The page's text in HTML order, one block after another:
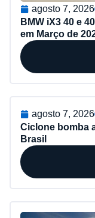
agosto 7, 2026
BMW iX3 40 e
em Março de
agosto 7, 2026
Ciclone bomba
Brasil